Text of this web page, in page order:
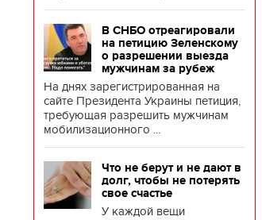
В СНБО отреагировали
на петицию Зеленскому
о разрешении выезда
мужчинам за рубеж
На днях зарегистрированная на
сайте Президента Украины петиция,
требующая разрешить мужчинам
мобилизационного ...
Что не берут и не дают в
долг, чтобы не потерять
свое счастье
У каждой вещи